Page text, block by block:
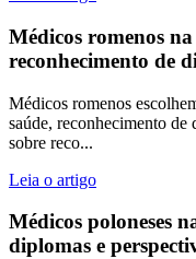
Médicos romenos
reconhecimento de
Médicos romenos
saúde, reconhecimento
sobre reco...
Leia o artigo
Médicos poloneses
diplomas e